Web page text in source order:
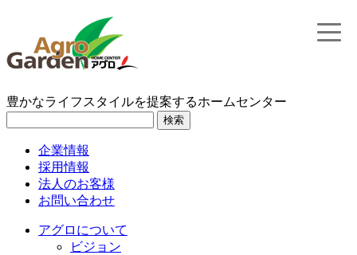
豊かなライフスタイルを提案するホームセンター
検索
企業情報
採用情報
法人のお客様
お問い合わせ
アグロについて
ビジョン
toggle